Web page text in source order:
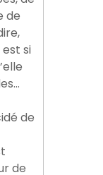
de
si
de
de